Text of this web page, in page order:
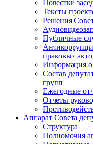
Повестки
Тексты
Решения
Публичные
правовых
Информация о
Состав
групп
Ежегодные
Отчеты
Аппарат Совета
Структура
Полномочия